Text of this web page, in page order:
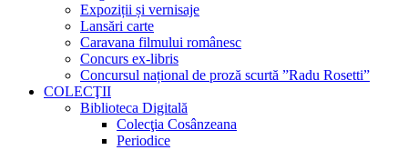
Expoziții și vernisaje
Lansări carte
Caravana filmului românesc
Concurs ex-libris
Concursul național de proză scurtă ”Radu Rosetti”
COLECŢII
Biblioteca Digitală
Colecţia Cosânzeana
Periodice